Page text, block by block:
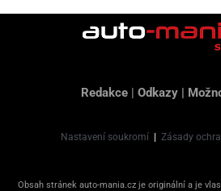
Redakce | Odkazy |
Nastavení soukromí Zásady
Obsah stránek auto-mania.cz je originální a je